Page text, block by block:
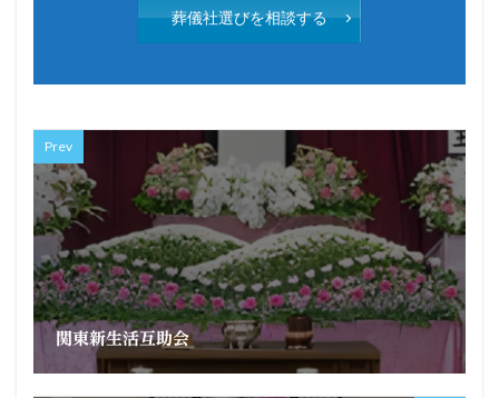
葬儀社選びを相談する
Prev
関東新生活互助会